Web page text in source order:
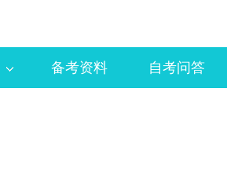
备考资料 自考问答